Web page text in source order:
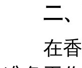
二、
在香